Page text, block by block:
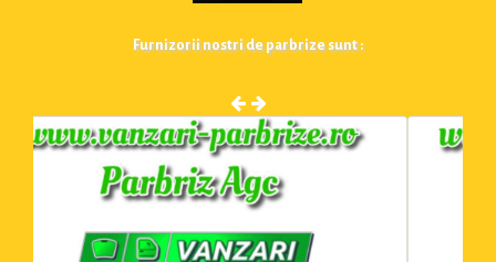
Furnizorii nostri de parbrize sunt :